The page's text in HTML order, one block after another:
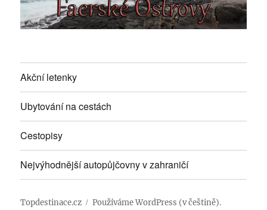
Akční letenky
Ubytování na cestách
Cestopisy
Nejvýhodnější autopůjčovny v zahraničí
Topdestinace.cz Používáme WordPress (v češtině).